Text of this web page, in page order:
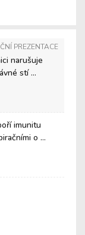
PREZENTACE
narušuje
stí ...
imunitu
o ...